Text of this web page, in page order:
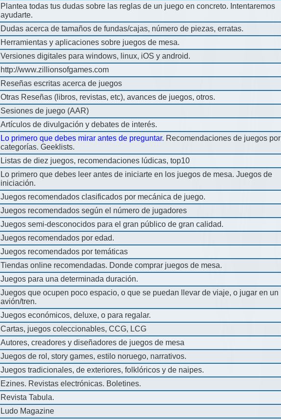
Plantea todas tus dudas sobre las reglas de un juego en concreto. Intentaremos
ayudarte.
Dudas acerca de tamaños de fundas/cajas, número de piezas, erratas.
Herramientas y aplicaciones sobre juegos de mesa.
Versiones digitales para windows, linux, iOS y android.
http://www.zillionsofgames.com
Reseñas escritas acerca de juegos
Otras Reseñas (libros, revistas, etc), avances de juegos, otros.
Sesiones de juego (AAR)
Artículos de divulgación y debates de interés.
Lo primero que debes mirar antes de preguntar. Recomendaciones de juegos por
categorías. Geeklists.
Listas de diez juegos, recomendaciones lúdicas, top10
Lo primero que debes leer antes de iniciarte en los juegos de mesa. Juegos de
iniciación.
Juegos recomendados clasificados por mecánica de juego.
Juegos recomendados según el número de jugadores
Juegos semi-desconocidos para el gran público de gran calidad.
Juegos recomendados por edad.
Juegos recomendados por temáticas
Tiendas online recomendadas. Donde comprar juegos de mesa.
Juegos para una determinada duración.
Juegos que ocupen poco espacio, o que se puedan llevar de viaje, o jugar en un
avión/tren.
Juegos económicos, deluxe, o para regalar.
Cartas, juegos coleccionables, CCG, LCG
Autores, creadores y diseñadores de juegos de mesa
Juegos de rol, story games, estilo noruego, narrativos.
Juegos tradicionales, de exteriores, folklóricos y de naipes.
Ezines. Revistas electrónicas. Boletines.
Revista Tabula.
Ludo Magazine